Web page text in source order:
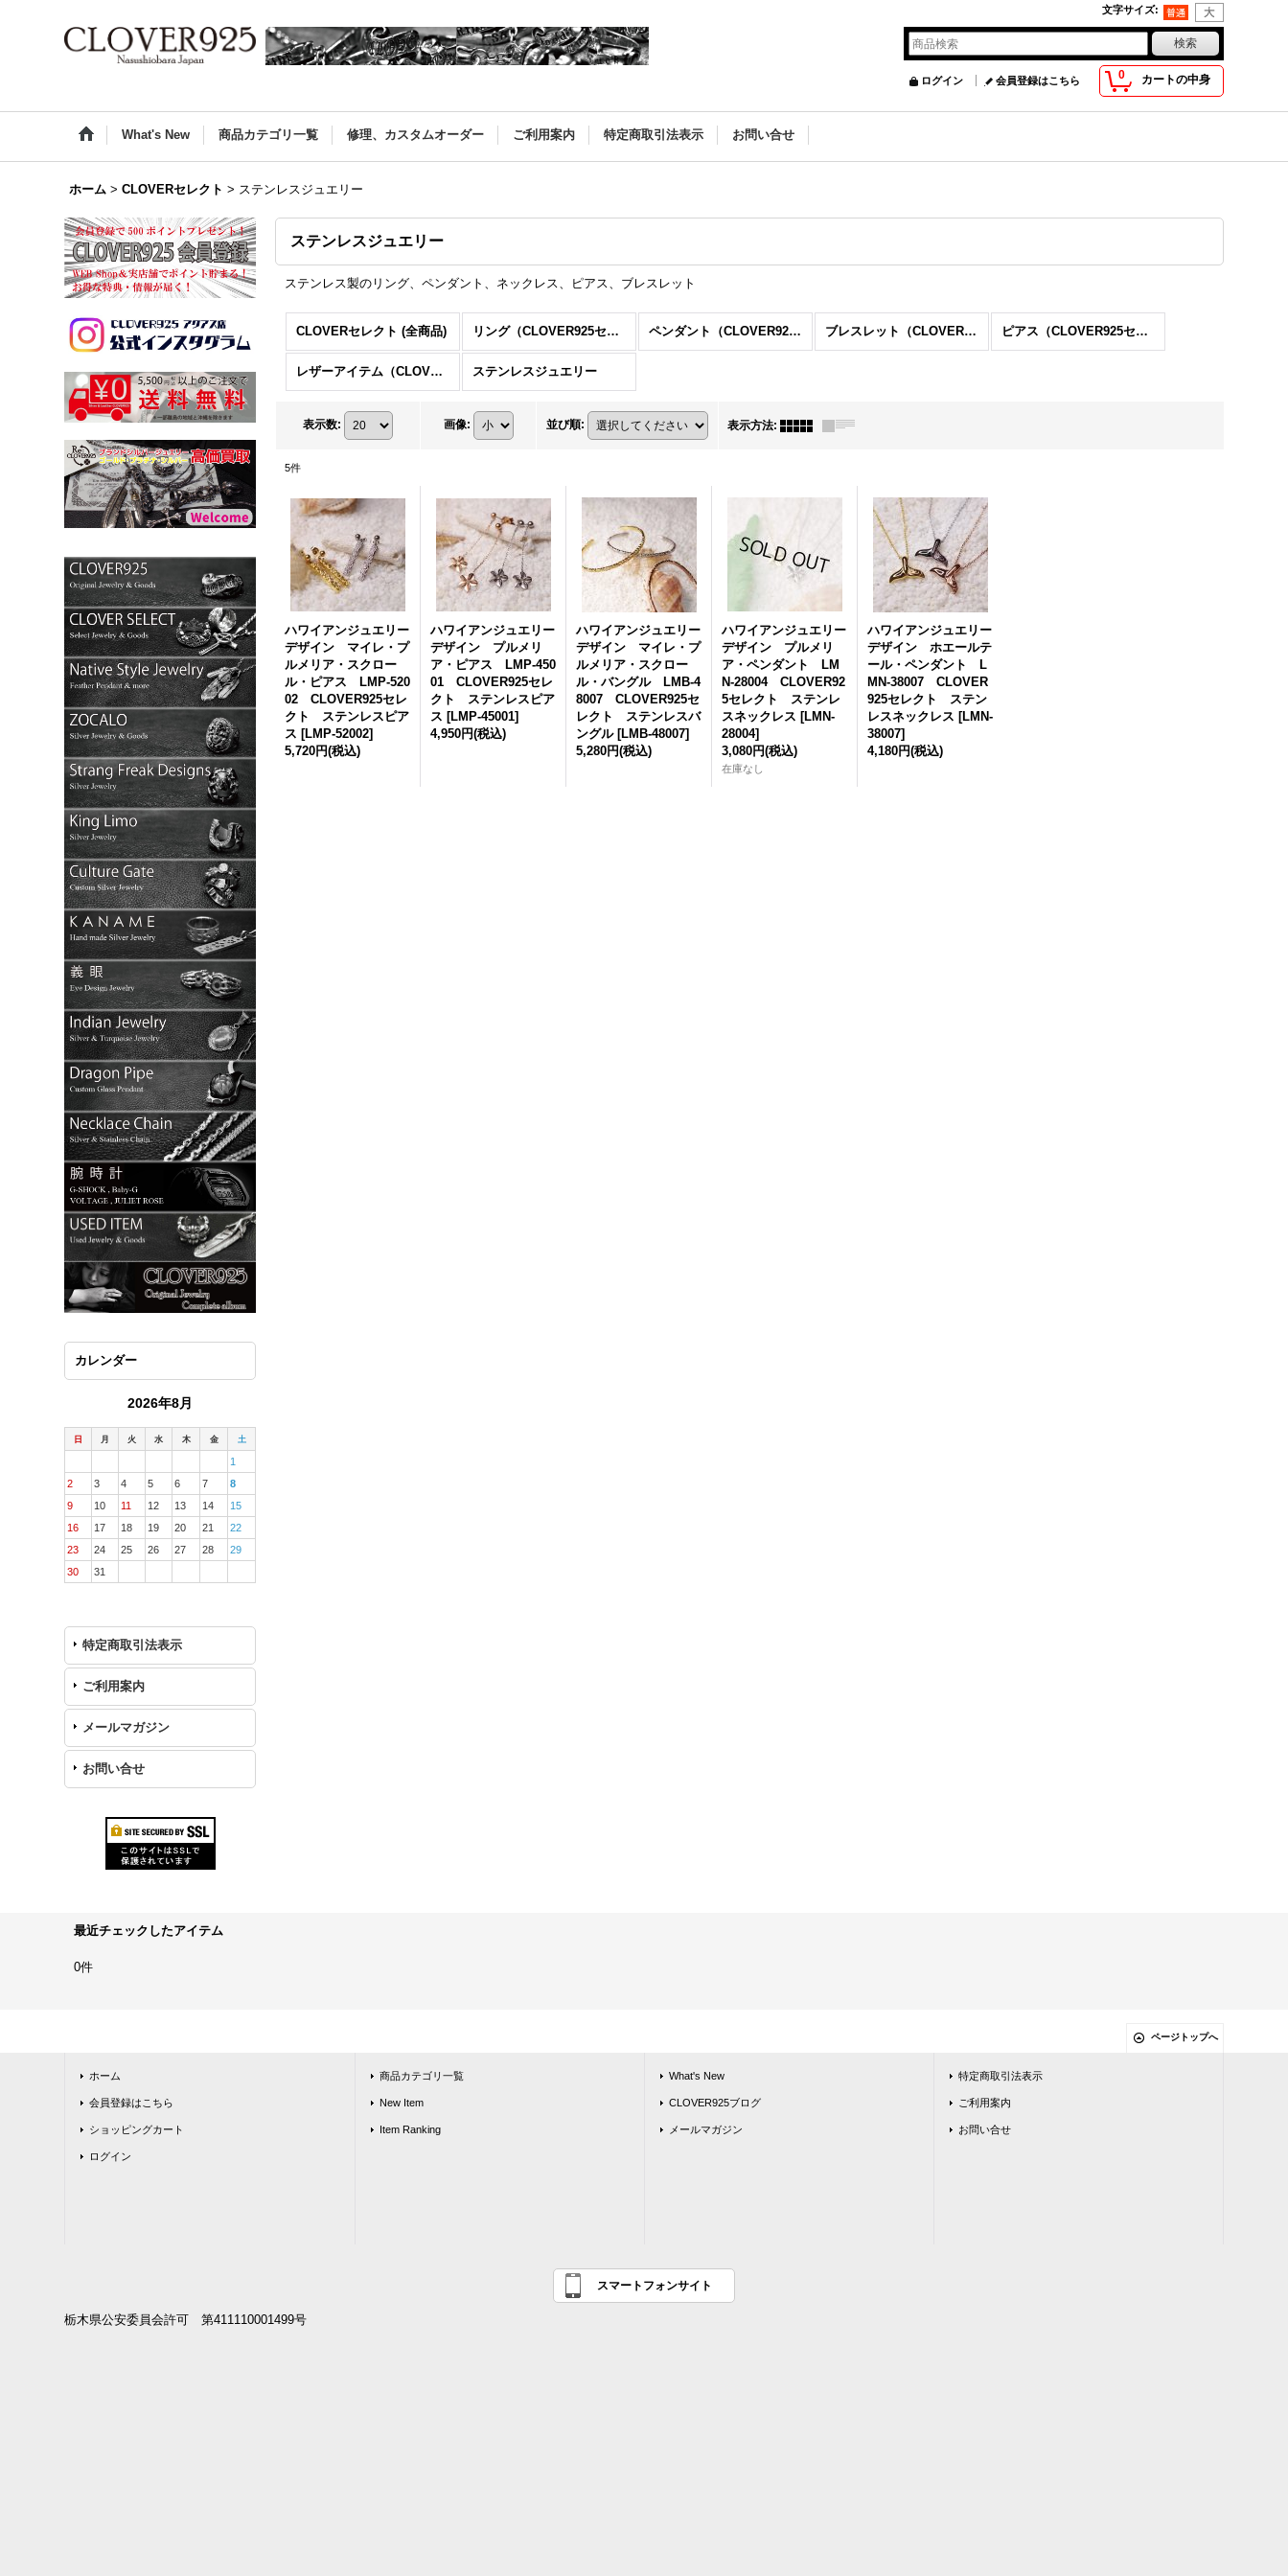
文字サイズ:
0 カートの中身
ログイン 会員登録はこちら
What's New 商品カテゴリ一覧 修理、カスタムオーダー ご利用案内 特定商取引法表示 お問い合せ
ホーム > CLOVERセレクト > ステンレスジュエリー
カレンダー
2026年8月
日 月 火 水 木 金 土
1
2
3 4 5 6 7
8
9
10 11 12 13 14
15
16
17 18 19 20 21
22
23
24 25 26 27 28
29
30
31
特定商取引法表示
ご利用案内
メールマガジン
お問い合せ
ステンレスジュエリー
ステンレス製のリング、ペンダント、ネックレス、ピアス、ブレスレット
CLOVERセレクト (全商品) リング（CLOVER925セレクト） ペンダント（CLOVER925セレクト） ブレスレット（CLOVER925セレクト） ピアス（CLOVER925セレクト）
レザーアイテム（CLOVER925セレクト） ステンレスジュエリー
表示数: 画像: 並び順: 表示方法:
5件
ハワイアンジュエリー
デザイン マイレ・プ
ルメリア・スクロー
ル・ピアス LMP-520
02 CLOVER925セレ
クト ステンレスピア
ス [LMP-52002]
5,720円(税込)
ハワイアンジュエリー
デザイン プルメリ
ア・ピアス LMP-450
01 CLOVER925セレ
クト ステンレスピア
ス [LMP-45001]
4,950円(税込)
ハワイアンジュエリー
デザイン マイレ・プ
ルメリア・スクロー
ル・バングル LMB-4
8007 CLOVER925セ
レクト ステンレスバ
ングル [LMB-48007]
5,280円(税込)
ハワイアンジュエリー
デザイン プルメリ
ア・ペンダント LM
N-28004 CLOVER92
5セレクト ステンレ
スネックレス [LMN-
28004]
3,080円(税込)
在庫なし
ハワイアンジュエリー
デザイン ホエールテ
ール・ペンダント L
MN-38007 CLOVER
925セレクト ステン
レスネックレス [LMN-
38007]
4,180円(税込)
最近チェックしたアイテム
0件
ページトップへ
ホーム
会員登録はこちら
ショッピングカート
ログイン
商品カテゴリ一覧
New Item
Item Ranking
What's New
CLOVER925ブログ
メールマガジン
特定商取引法表示
ご利用案内
お問い合せ
スマートフォンサイト
栃木県公安委員会許可 第411110001499号